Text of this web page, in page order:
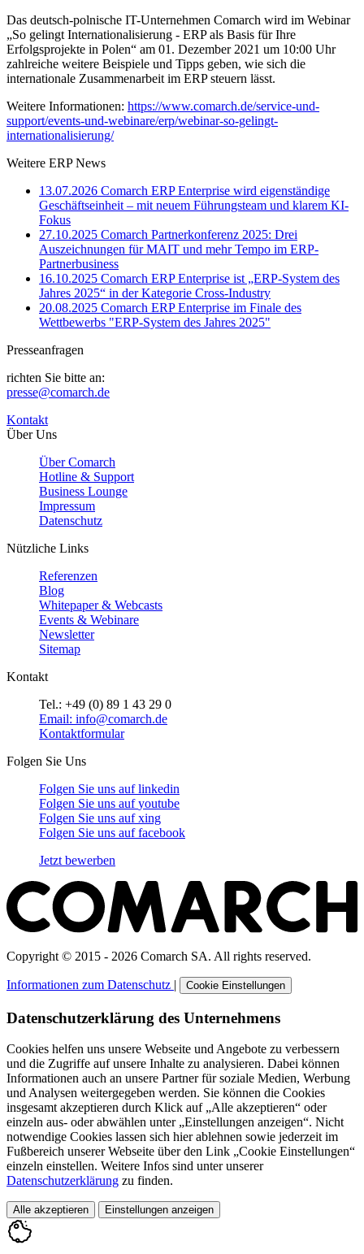
Das deutsch-polnische IT-Unternehmen Comarch wird im Webinar
„So gelingt Internationalisierung - ERP als Basis für Ihre
Erfolgsprojekte in Polen“ am 01. Dezember 2021 um 10:00 Uhr
zahlreiche weitere Beispiele und Tipps geben, wie sich die
internationale Zusammenarbeit im ERP steuern lässt.
Weitere Informationen: https://www.comarch.de/service-und-
support/events-und-webinare/erp/webinar-so-gelingt-
internationalisierung/
Weitere ERP News
13.07.2026 Comarch ERP Enterprise wird eigenständige
Geschäftseinheit – mit neuem Führungsteam und klarem KI-
Fokus
27.10.2025 Comarch Partnerkonferenz 2025: Drei
Auszeichnungen für MAIT und mehr Tempo im ERP-
Partnerbusiness
16.10.2025 Comarch ERP Enterprise ist „ERP-System des
Jahres 2025“ in der Kategorie Cross-Industry
20.08.2025 Comarch ERP Enterprise im Finale des
Wettbewerbs "ERP-System des Jahres 2025"
Presseanfragen
richten Sie bitte an:
presse@comarch.de
Kontakt
Über Uns
Über Comarch
Hotline & Support
Business Lounge
Impressum
Datenschutz
Nützliche Links
Referenzen
Blog
Whitepaper & Webcasts
Events & Webinare
Newsletter
Sitemap
Kontakt
Tel.: +49 (0) 89 1 43 29 0
Email: info@comarch.de
Kontaktformular
Folgen Sie Uns
Folgen Sie uns auflinkedin
Folgen Sie uns aufyoutube
Folgen Sie uns aufxing
Folgen Sie uns auffacebook
Jetzt bewerben
Copyright © 2015 - 2026 Comarch SA. All rights reserved.
Informationen zum Datenschutz | Cookie Einstellungen
Datenschutzerklärung des Unternehmens
Cookies helfen uns unsere Webseite und Angebote zu verbessern
und die Zugriffe auf unsere Inhalte zu analysieren. Dabei können
Informationen auch an unsere Partner für soziale Medien, Werbung
und Analysen weitergegeben werden. Sie können die Cookies
insgesamt akzeptieren durch Klick auf „Alle akzeptieren“ oder
einzeln aus- oder abwählen unter „Einstellungen anzeigen“. Nicht
notwendige Cookies lassen sich hier ablehnen sowie jederzeit im
Fußbereich unserer Webseite über den Link „Cookie Einstellungen“
einzeln einstellen. Weitere Infos sind unter unserer
Datenschutzerklärung zu finden.
Alle akzeptieren Einstellungen anzeigen